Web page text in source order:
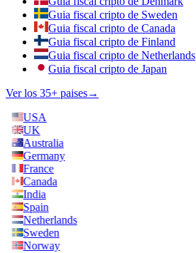
Guia fiscal cripto de Sweden
Guia fiscal cripto de Canada
Guia fiscal cripto de Finland
Guia fiscal cripto de Netherlands
Guia fiscal cripto de Japan
Ver los 35+ paises→
USA
UK
Australia
Germany
France
Canada
India
Spain
Netherlands
Sweden
Norway